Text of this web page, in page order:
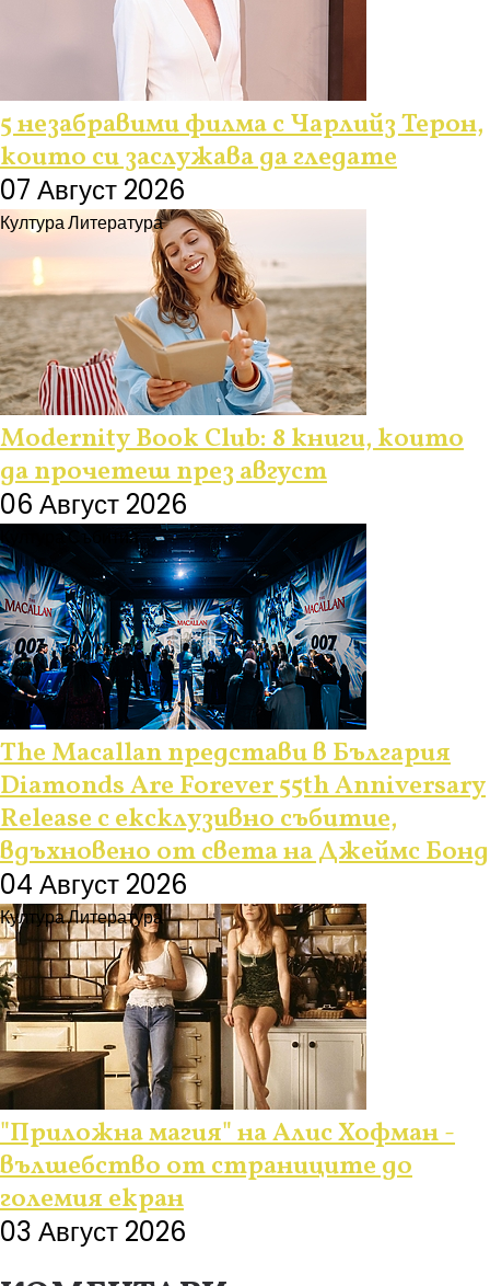
5 незабравими филма с Чарлийз Терон,
които си заслужава да гледате
07 Август 2026
КултураЛитература
Modernity Book Club: 8 книги, които
да прочетеш през август
06 Август 2026
Култура Събития
The Macallan представи в България
Diamonds Are Forever 55th Anniversary
Release с ексклузивно събитие,
вдъхновено от света на Джеймс Бонд
04 Август 2026
КултураЛитература
"Приложна магия" на Алис Хофман -
вълшебство от страниците до
големия екран
03 Август 2026